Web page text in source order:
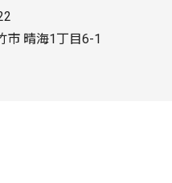
市 晴海1丁目6-1